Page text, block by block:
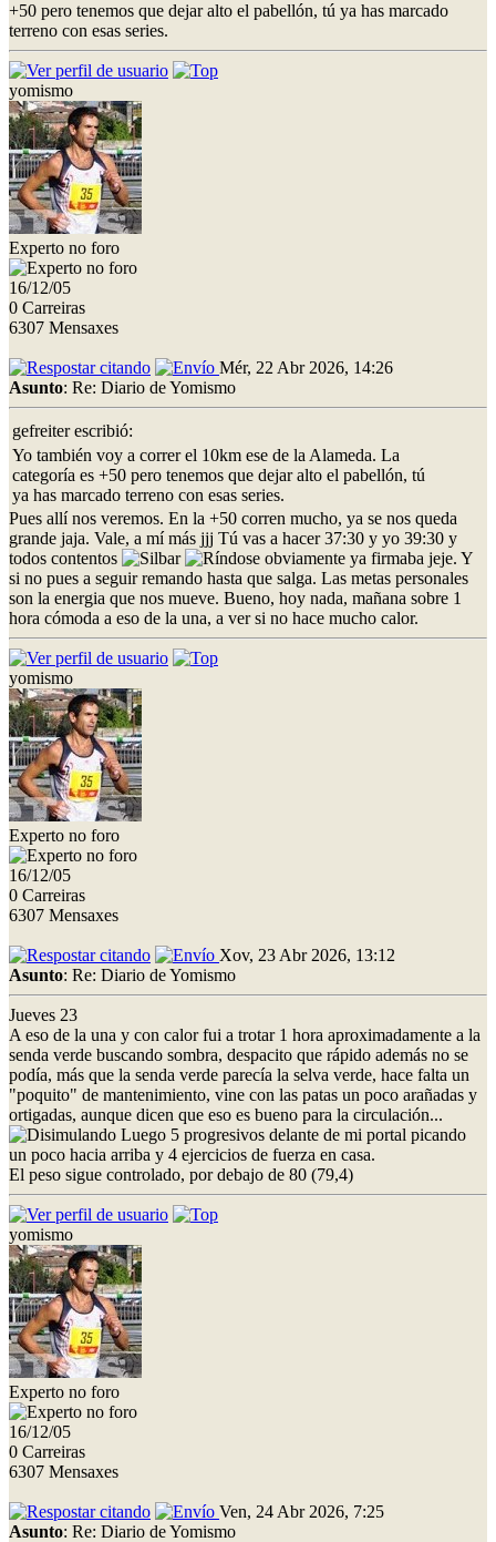
+50 pero tenemos que dejar alto el pabellón, tú ya has marcado
terreno con esas series.
yomismo
Experto no foro
16/12/05
0 Carreiras
6307 Mensaxes
Mér, 22 Abr 2026, 14:26
Asunto: Re: Diario de Yomismo
gefreiter escribió:
Yo también voy a correr el 10km ese de la Alameda. La
categoría es +50 pero tenemos que dejar alto el pabellón, tú
ya has marcado terreno con esas series.
Pues allí nos veremos. En la +50 corren mucho, ya se nos queda
grande jaja. Vale, a mí más jjj Tú vas a hacer 37:30 y yo 39:30 y
todos contentos
obviamente ya firmaba jeje. Y
si no pues a seguir remando hasta que salga. Las metas personales
son la energia que nos mueve. Bueno, hoy nada, mañana sobre 1
hora cómoda a eso de la una, a ver si no hace mucho calor.
yomismo
Experto no foro
16/12/05
0 Carreiras
6307 Mensaxes
Xov, 23 Abr 2026, 13:12
Asunto: Re: Diario de Yomismo
Jueves 23
A eso de la una y con calor fui a trotar 1 hora aproximadamente a la
senda verde buscando sombra, despacito que rápido además no se
podía, más que la senda verde parecía la selva verde, hace falta un
"poquito" de mantenimiento, vine con las patas un poco arañadas y
ortigadas, aunque dicen que eso es bueno para la circulación...
Luego 5 progresivos delante de mi portal picando
un poco hacia arriba y 4 ejercicios de fuerza en casa.
El peso sigue controlado, por debajo de 80 (79,4)
yomismo
Experto no foro
16/12/05
0 Carreiras
6307 Mensaxes
Ven, 24 Abr 2026, 7:25
Asunto: Re: Diario de Yomismo